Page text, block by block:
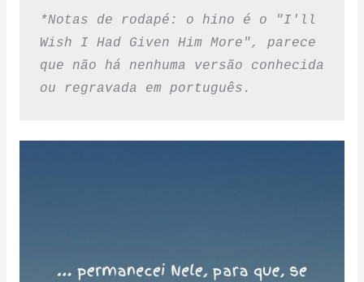
*Notas de rodapé: o hino é o "I'll
Wish I Had Given Him More", parece
que não há nenhuma versão conhecida
ou regravada em português.